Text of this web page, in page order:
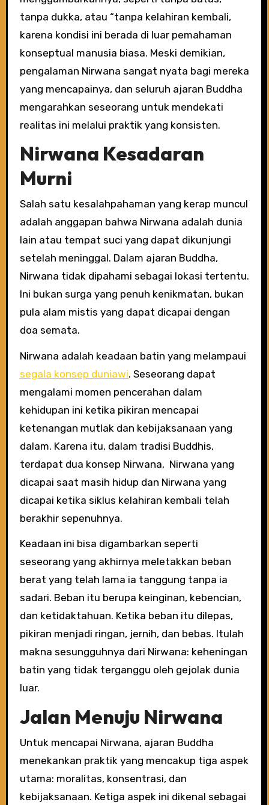
tanpa dukka, atau “tanpa kelahiran kembali,
karena kondisi ini berada di luar pemahaman
konseptual manusia biasa. Meski demikian,
pengalaman Nirwana sangat nyata bagi mereka
yang mencapainya, dan seluruh ajaran Buddha
mengarahkan seseorang untuk mendekati
realitas ini melalui praktik yang konsisten.
Nirwana Kesadaran
Murni
Salah satu kesalahpahaman yang kerap muncul
adalah anggapan bahwa Nirwana adalah dunia
lain atau tempat suci yang dapat dikunjungi
setelah meninggal. Dalam ajaran Buddha,
Nirwana tidak dipahami sebagai lokasi tertentu.
Ini bukan surga yang penuh kenikmatan, bukan
pula alam mistis yang dapat dicapai dengan
doa semata.
Nirwana adalah keadaan batin yang melampaui
segala konsep duniawi. Seseorang dapat
mengalami momen pencerahan dalam
kehidupan ini ketika pikiran mencapai
ketenangan mutlak dan kebijaksanaan yang
dalam. Karena itu, dalam tradisi Buddhis,
terdapat dua konsep Nirwana, Nirwana yang
dicapai saat masih hidup dan Nirwana yang
dicapai ketika siklus kelahiran kembali telah
berakhir sepenuhnya.
Keadaan ini bisa digambarkan seperti
seseorang yang akhirnya meletakkan beban
berat yang telah lama ia tanggung tanpa ia
sadari. Beban itu berupa keinginan, kebencian,
dan ketidaktahuan. Ketika beban itu dilepas,
pikiran menjadi ringan, jernih, dan bebas. Itulah
makna sesungguhnya dari Nirwana: keheningan
batin yang tidak terganggu oleh gejolak dunia
luar.
Jalan Menuju Nirwana
Untuk mencapai Nirwana, ajaran Buddha
menekankan praktik yang mencakup tiga aspek
utama: moralitas, konsentrasi, dan
kebijaksanaan. Ketiga aspek ini dikenal sebagai